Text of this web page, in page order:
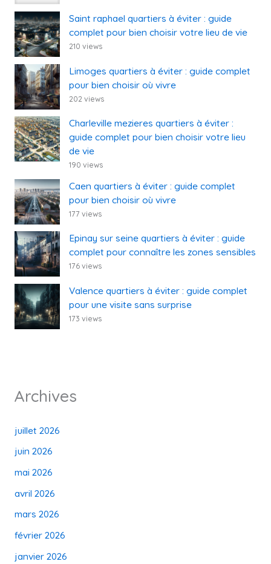
Saint raphael quartiers à éviter : guide
complet pour bien choisir votre lieu de vie
210 views
Limoges quartiers à éviter : guide complet
pour bien choisir où vivre
202 views
Charleville mezieres quartiers à éviter :
guide complet pour bien choisir votre lieu
de vie
190 views
Caen quartiers à éviter : guide complet
pour bien choisir où vivre
177 views
Epinay sur seine quartiers à éviter : guide
complet pour connaître les zones sensibles
176 views
Valence quartiers à éviter : guide complet
pour une visite sans surprise
173 views
Archives
juillet 2026
juin 2026
mai 2026
avril 2026
mars 2026
février 2026
janvier 2026